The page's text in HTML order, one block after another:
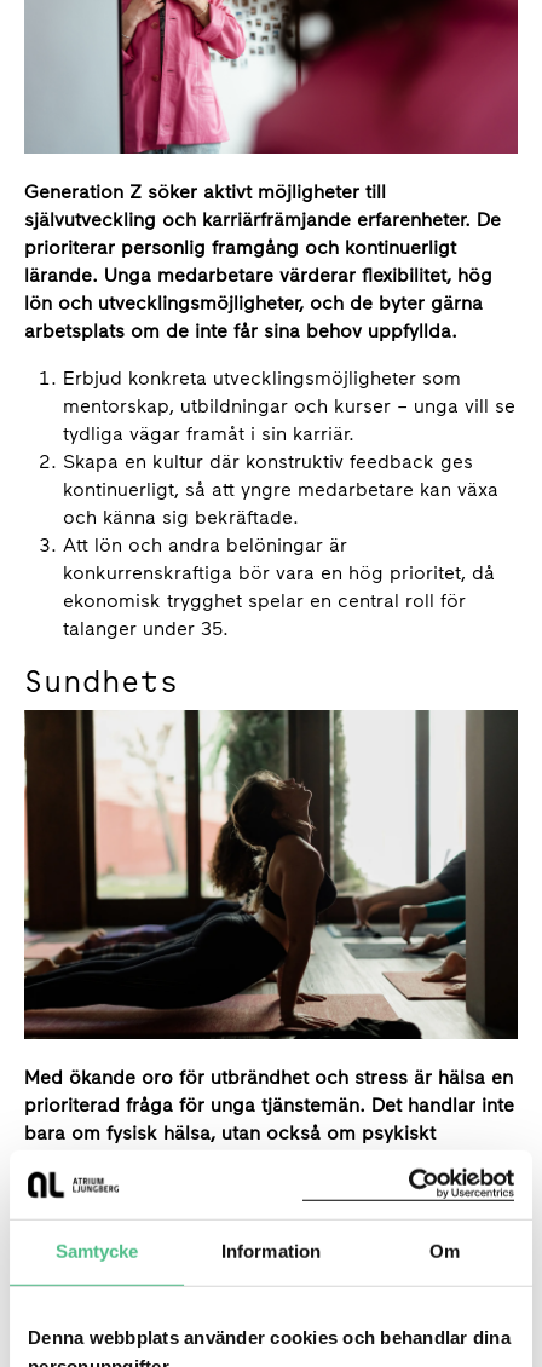
Samtycke Information Om
Denna webbplats använder cookies och behandlar dina
Generation Z söker aktivt möjligheter till
självutveckling och karriärfrämjande erfarenheter. De
prioriterar personlig framgång och kontinuerligt
lärande. Unga medarbetare värderar flexibilitet, hög
lön och utvecklingsmöjligheter, och de byter gärna
arbetsplats om de inte får sina behov uppfyllda.
Erbjud konkreta utvecklingsmöjligheter som
mentorskap, utbildningar och kurser – unga vill se
tydliga vägar framåt i sin karriär.
Skapa en kultur där konstruktiv feedback ges
kontinuerligt, så att yngre medarbetare kan växa
och känna sig bekräftade.
Att lön och andra belöningar är
konkurrenskraftiga bör vara en hög prioritet, då
ekonomisk trygghet spelar en central roll för
talanger under 35.
Sundhets
Med ökande oro för utbrändhet och stress är hälsa en
prioriterad fråga för unga tjänstemän. Det handlar inte
bara om fysisk hälsa, utan också om psykiskt
för att främja. En hälsosam arbetsplats ger unga
medarbetare högre status och gör arbetsgivare mer
attraktiva.
Introducera träningsmöjligheter och mentalt
arbetsplatsen för att minska stress och